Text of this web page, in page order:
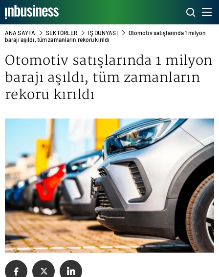
ANA SAYFA SEKTÖRLER İŞ DÜNYASI
Otomotiv satışlarında 1 milyon
barajı aşıldı, tüm zamanların rekoru kırıldı
Otomotiv satışlarında 1 milyon
barajı aşıldı, tüm zamanların
rekoru kırıldı